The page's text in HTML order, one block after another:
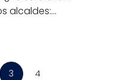
alcaldes:…
3 4